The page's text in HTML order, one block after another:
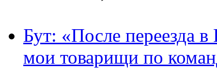
Бут: «После переезда
мои товарищи по